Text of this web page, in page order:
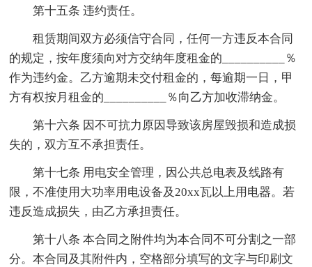
第十五条 违约责任。
租赁期间双方必须信守合同，任何一方违反本合同
的规定，按年度须向对方交纳年度租金的__________％
作为违约金。乙方逾期未交付租金的，每逾期一日，甲
方有权按月租金的__________％向乙方加收滞纳金。
第十六条 因不可抗力原因导致该房屋毁损和造成损
失的，双方互不承担责任。
第十七条 用电安全管理，因公共总电表及线路有
限，不准使用大功率用电设备及20xx瓦以上用电器。若
违反造成损失，由乙方承担责任。
第十八条 本合同之附件均为本合同不可分割之一部
分。本合同及其附件内，空格部分填写的文字与印刷文